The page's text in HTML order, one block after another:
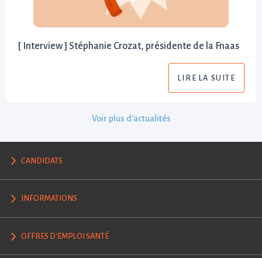
[ Interview ] Stéphanie Crozat, présidente de la Fnaas
LIRE LA SUITE
Voir plus d'actualités
CANDIDATS
INFORMATIONS
OFFRES D'EMPLOI SANTÉ